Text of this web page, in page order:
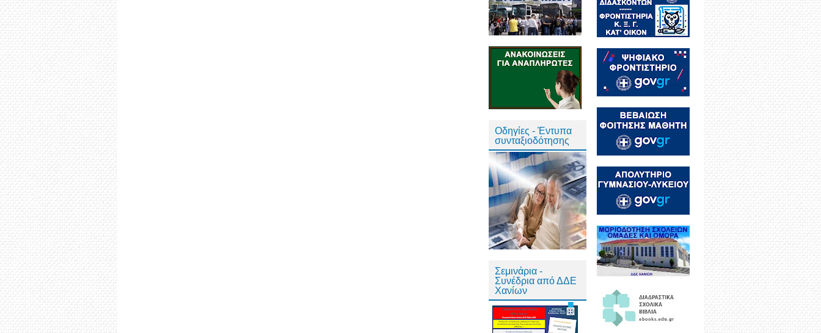
Οδηγίες - Έντυπα
συνταξιοδότησης
Σεμινάρια -
Συνέδρια από ΔΔΕ
Χανίων